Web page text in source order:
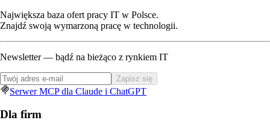
Największa baza ofert pracy IT w Polsce.
Znajdź swoją wymarzoną pracę w technologii.
Newsletter — bądź na bieżąco z rynkiem IT
Zapisz się
Serwer MCP dla Claude i ChatGPT
Dla firm